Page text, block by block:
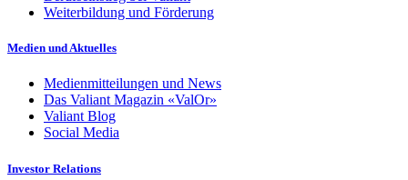
Weiterbildung und Förderung
Medien und Aktuelles
Medienmitteilungen und News
Das Valiant Magazin «ValOr»
Valiant Blog
Social Media
Investor Relations